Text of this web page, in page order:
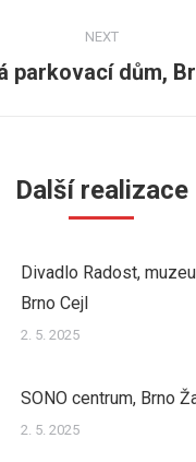
NEXT
Next
parkovací dům,
Další realizace
Divadlo Radost,
Brno Cejl
2. 5. 2025
SONO centrum, Brno
2. 5. 2025